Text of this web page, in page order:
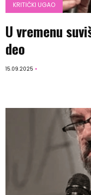
KRITIČKI UGAO
U vremenu
deo
15.09.2025